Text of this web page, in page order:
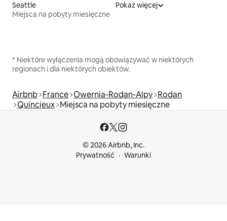
Seattle
Miejsca na pobyty miesięczne
Pokaż więcej
* Niektóre wyłączenia mogą obowiązywać w niektórych
regionach i dla niektórych obiektów.
Airbnb France Owernia-Rodan-Alpy Rodan
Quincieux Miejsca na pobyty miesięczne
© 2026 Airbnb, Inc.
Prywatność
Warunki